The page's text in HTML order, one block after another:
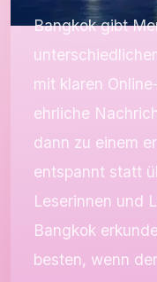
Bangkok gibt
mit klaren
ehrliche
dann zu einem
entspannt statt
Leserinnen und
Bangkok
besten, wenn